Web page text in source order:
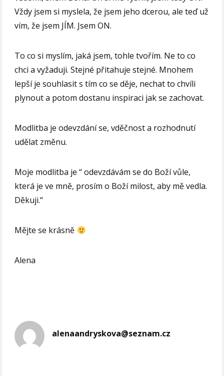
Vždy jsem si myslela, že jsem jeho dcerou, ale teď už
vím, že jsem JÍM. Jsem ON.
To co si myslím, jaká jsem, tohle tvořím. Ne to co
chci a vyžaduji. Stejné přitahuje stejné. Mnohem
lepší je souhlasit s tím co se děje, nechat to chvíli
plynout a potom dostanu inspiraci jak se zachovat.
Modlitba je odevzdání se, vděčnost a rozhodnutí
udělat změnu.
Moje modlitba je “ odevzdávám se do Boží vůle,
která je ve mně, prosím o Boží milost, aby mě vedla.
Děkuji.“
Mějte se krásně
Alena
alenaandryskova@seznam.cz